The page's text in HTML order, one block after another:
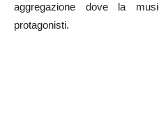
aggregazione dove la
protagonisti.